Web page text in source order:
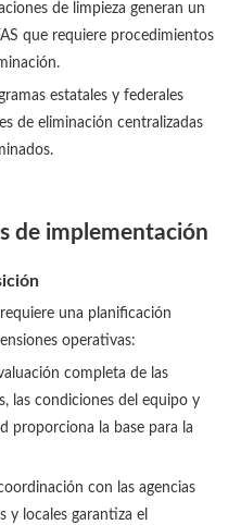
de limpieza generan un
que requiere procedimientos
estatales y federales
de eliminación centralizadas
de implementación
una planificación
operativas:
completa de las
las condiciones del equipo y
proporciona la base para la
con las agencias
y locales garantiza el